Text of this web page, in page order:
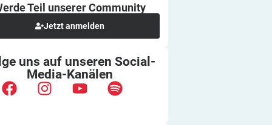
Teil unsererCommunity
Jetzt anmelden
uns auf unserenSocial-
Media-Kanälen